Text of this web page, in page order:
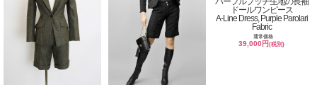
ドールワンピース
A-Line Dress, Purple Parolari
Fabric
通常価格
39,000円(税別)